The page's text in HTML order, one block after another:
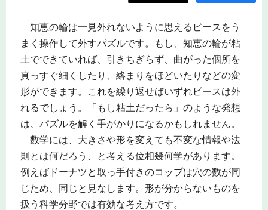
知恵の輪は一見外れないように思えるピースをう
まく操作して外すパズルです。もし、知恵の輪が粘
土でできていれば、引きちぎらず、曲がった個所を
真っすぐ細くしたり、絡まりをほどいたりなどの変
形ができます。これを繰り返せばいずれピースは外
れるでしょう。「もし粘土だったら」のような発想
は、パズルを解く手がかりになるかもしれません。
数学には、大きさや形を変えても不変な情報や法
則とは何だろう、と考える位相幾何学があります。
例えばドーナツと取っ手付きのコップは穴の数が同
じため、同じと見なします。形が分からないものを
扱う科学分野では有効な考え方です。